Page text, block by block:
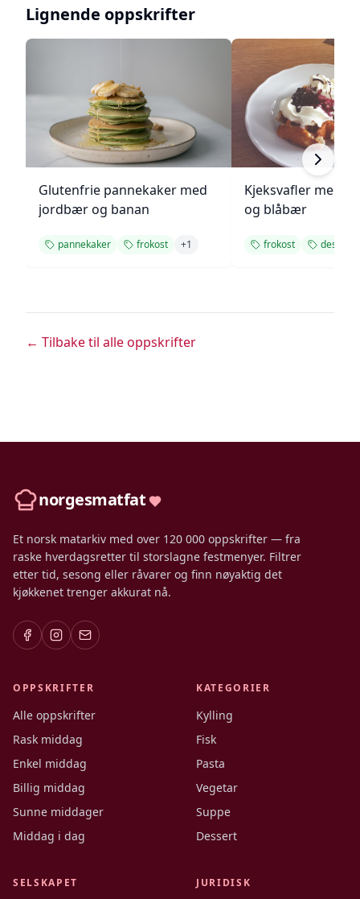
Lignende oppskrifter
Glutenfrie pannekaker med
jordbær og banan
pannekaker frokost +1
Kjeksvafler med
og blåbær
frokost dessert
← Tilbake til alle oppskrifter
norgesmatfat
Et norsk matarkiv med over 120 000 oppskrifter — fra
raske hverdagsretter til storslagne festmenyer. Filtrer
etter tid, sesong eller råvarer og finn nøyaktig det
kjøkkenet trenger akkurat nå.
OPPSKRIFTER
Alle oppskrifter
Rask middag
Enkel middag
Billig middag
Sunne middager
Middag i dag
KATEGORIER
Kylling
Fisk
Pasta
Vegetar
Suppe
Dessert
SELSKAPET JURIDISK